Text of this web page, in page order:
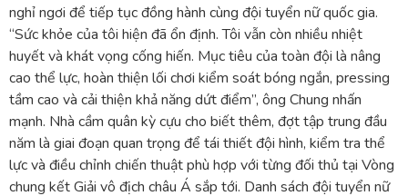
nghỉ ngơi để tiếp tục đồng hành cùng đội tuyển nữ quốc gia.
“Sức khỏe của tôi hiện đã ổn định. Tôi vẫn còn nhiều nhiệt
huyết và khát vọng cống hiến. Mục tiêu của toàn đội là nâng
cao thể lực, hoàn thiện lối chơi kiểm soát bóng ngắn, pressing
tầm cao và cải thiện khả năng dứt điểm”, ông Chung nhấn
mạnh. Nhà cầm quân kỳ cựu cho biết thêm, đợt tập trung đầu
năm là giai đoạn quan trọng để tái thiết đội hình, kiểm tra thể
lực và điều chỉnh chiến thuật phù hợp với từng đối thủ tại Vòng
chung kết Giải vô địch châu Á sắp tới. Danh sách đội tuyển nữ